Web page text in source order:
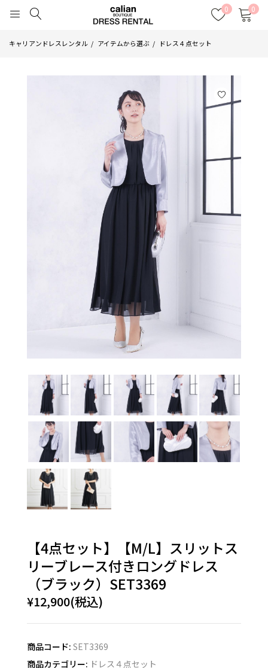
0 0
キャリアンドレスレンタル アイテムから選ぶ ドレス４点セット
【4点セット】【M/L】スリットス
リーブレース付きロングドレス
（ブラック）SET3369
¥12,900(税込)
商品コード: SET3369
商品カテゴリー: ドレス４点セット